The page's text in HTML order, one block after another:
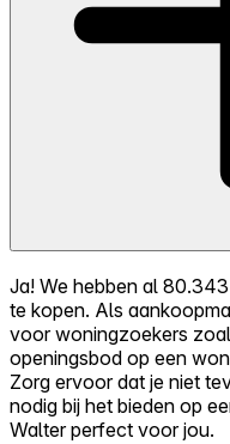
Ja! We hebben al
te kopen. Als
voor woningzoekers
openingsbod op een
Zorg ervoor dat je niet
nodig bij het bieden op
Walter perfect voor jou.